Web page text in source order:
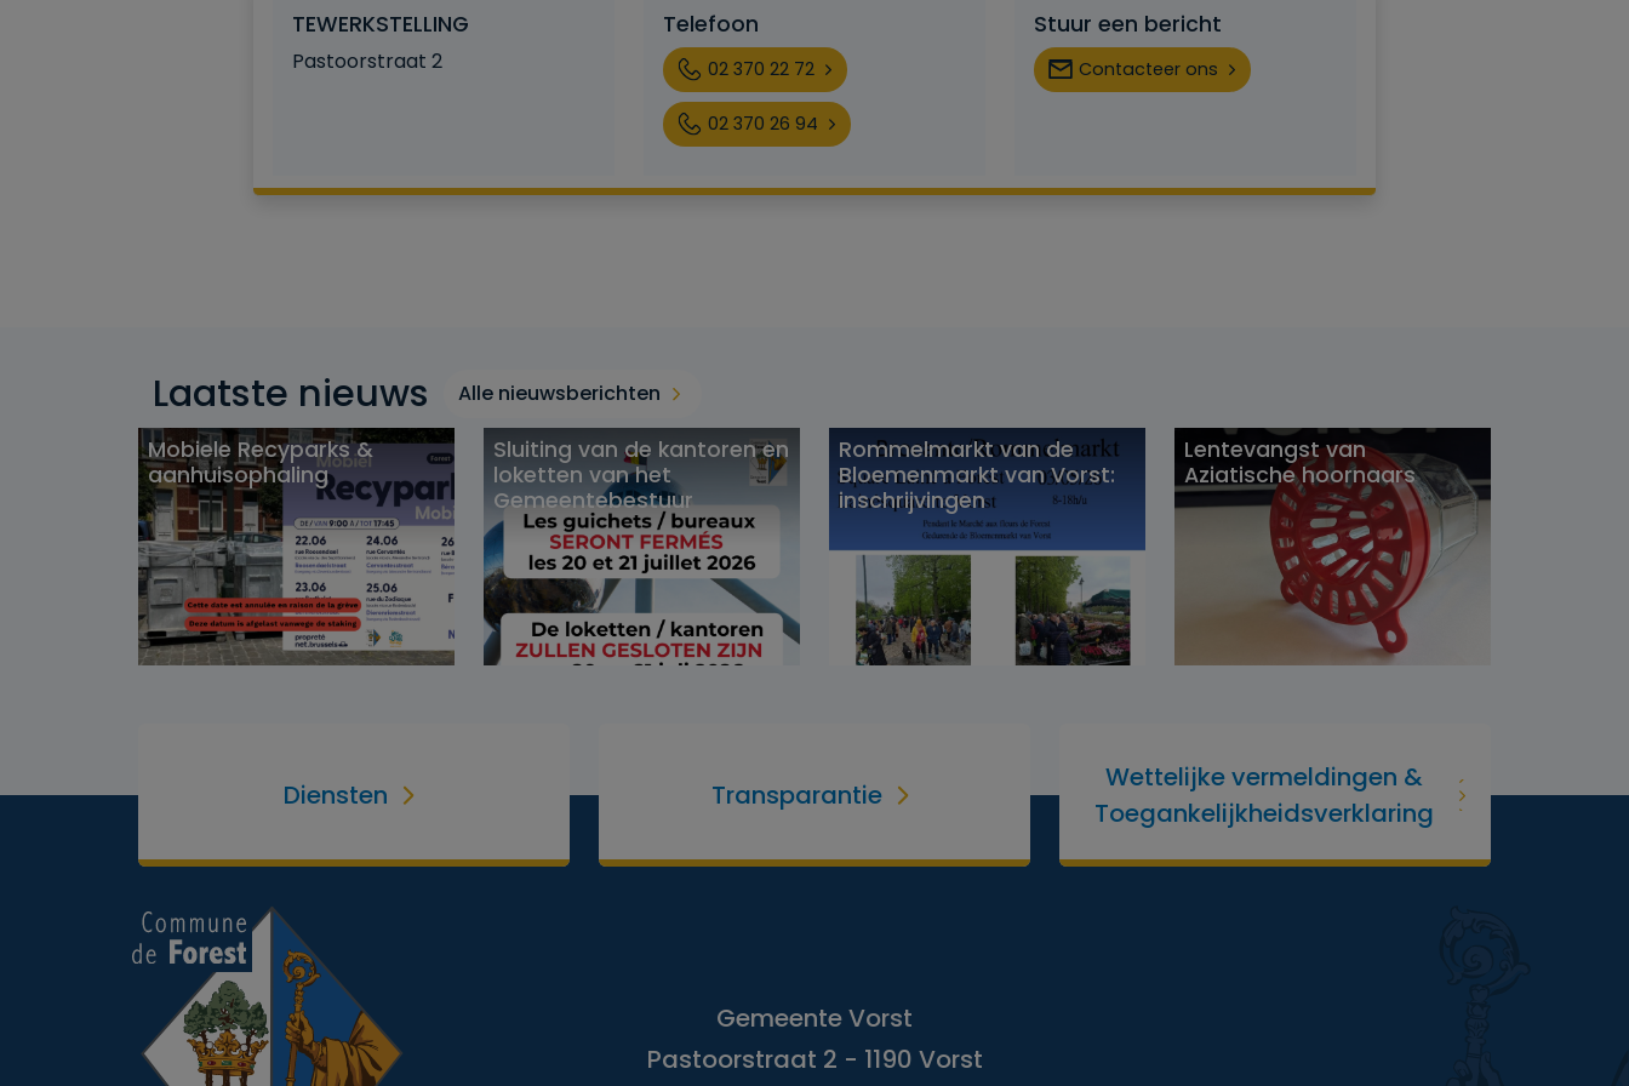
TEWERKSTELLING
Pastoorstraat 2
Telefoon
02 370 22 72
02 370 26 94
Stuur een bericht
Contacteer ons
Laatste nieuws Alle nieuwsberichten
Mobiele Recyparks &
aanhuisophaling
Sluiting van de kantoren en
loketten van het
Gemeentebestuur
Rommelmarkt van de
Bloemenmarkt van Vorst:
inschrijvingen
Lentevangst van
Aziatische hoornaars
Diensten Transparantie
Wettelijke vermeldingen &
Toegankelijkheidsverklaring
Gemeente Vorst
Pastoorstraat 2 - 1190 Vorst